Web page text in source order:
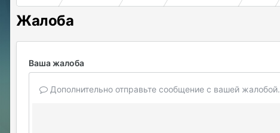
Жалоба
Ваша жалоба
Дополнительно отправьте сообщение с вашей жалобой.